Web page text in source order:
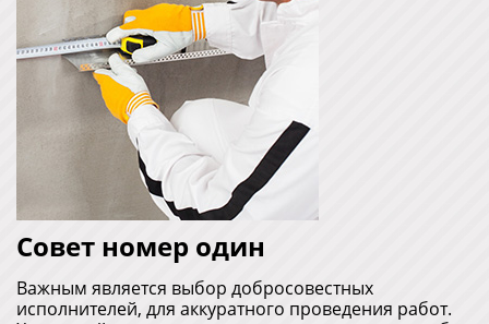
Совет номер два
Подбирая специалистов, всегда легче сделать выбор
в пользу одной строительной компании,
руководство которой самостоятельно проведет
отбор мастеров в каждой отрасли. Убедиться в
компетенции подрядчика можно, ознакомившись с
портфолио и отзывами на сайте.
iexForm: Ошибка инициализации инлайн-формы с id
"inline3-rowgroup". Данный id уже задействован,
задайте другой незанятый уникальный.
НАШИ ПРОЕКТЫ - РЕАЛЬНЫЕ
ОТЗЫВЫ